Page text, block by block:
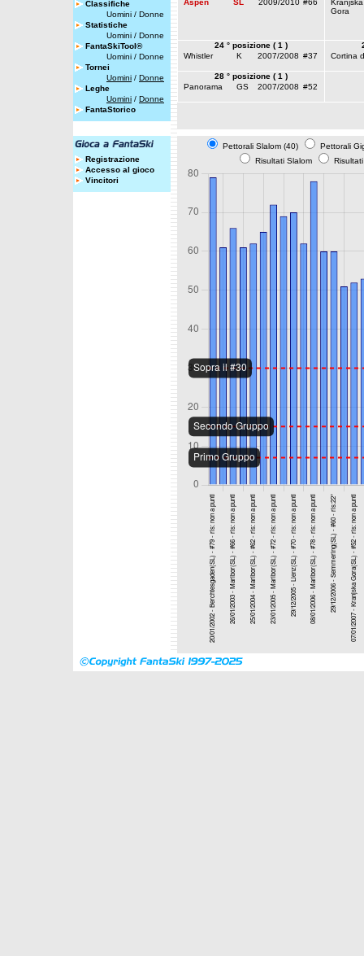
Classifiche
Uomini / Donne
Statistiche
Uomini / Donne
FantaSkiTool®
Uomini / Donne
Tornei
Uomini / Donne
Leghe
Uomini / Donne
FantaStorico
Registrazione
Accesso al gioco
Vincitori
Aspen
SL 2009/2010 #66
Kranjska
Gora
24 ° posizione ( 1 )
Whistler
K 2007/2008 #37
Cortina d
28 ° posizione ( 1 )
Panorama
GS 2007/2008 #52
Pettorali Slalom (40)
Pettorali
Risultati Slalom